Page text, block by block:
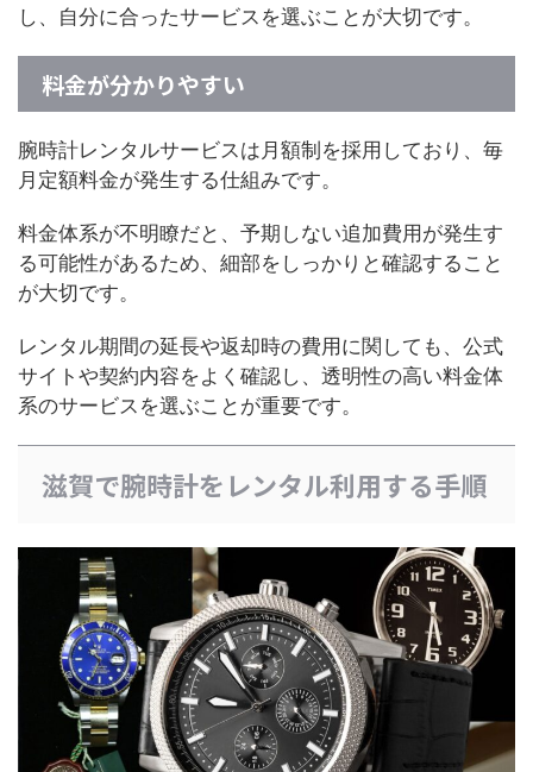
し、自分に合ったサービスを選ぶことが大切です。
料金が分かりやすい
腕時計レンタルサービスは月額制を採用しており、毎
月定額料金が発生する仕組みです。
料金体系が不明瞭だと、予期しない追加費用が発生す
る可能性があるため、細部をしっかりと確認すること
が大切です。
レンタル期間の延長や返却時の費用に関しても、公式
サイトや契約内容をよく確認し、透明性の高い料金体
系のサービスを選ぶことが重要です。
滋賀で腕時計をレンタル利用する手順